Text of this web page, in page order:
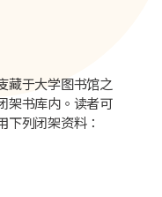
藏于大学图书馆之
架书库内。读者可
下列闭架资料：